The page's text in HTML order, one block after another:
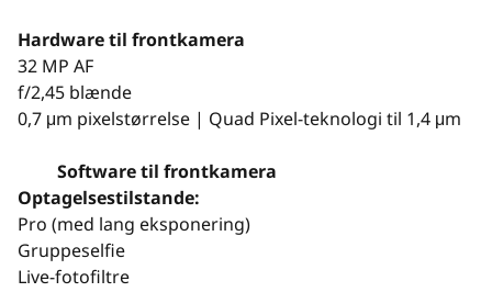
Hardware til frontkamera
32 MP AF
f/2,45 blænde
0,7 μm pixelstørrelse | Quad Pixel-teknologi til 1,4 μm
Software til frontkamera
Optagelsestilstande:
Pro (med lang eksponering)
Gruppeselfie
Live-fotofiltre